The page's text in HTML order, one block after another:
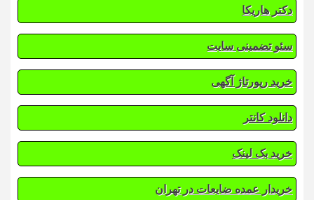
دکتر هاریکا
سئو تضمینی سایت
خرید رپورتاژ آگهی
دانلود کانتر
خرید بک لینک
خریدار عمده ضایعات در تهران